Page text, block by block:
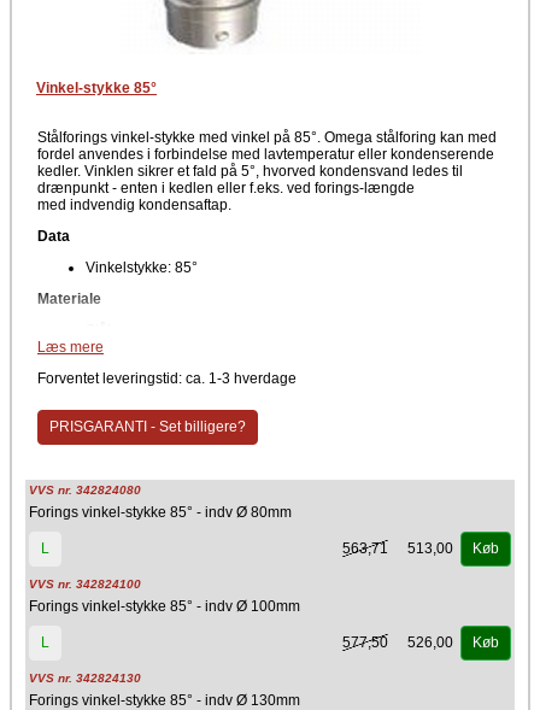
Vinkel-stykke 85°
Stålforings vinkel-stykke med vinkel på 85°. Omega stålforing kan med
fordel anvendes i forbindelse med lavtemperatur eller kondenserende
kedler. Vinklen sikrer et fald på 5°, hvorved kondensvand ledes til
drænpunkt - enten i kedlen eller f.eks. ved forings-længde
med indvendig kondensaftap.
Data
Vinkelstykke: 85°
Materiale
Læs mere
Forventet leveringstid: ca. 1-3 hverdage
PRISGARANTI - Set billigere?
VVS nr. 342824080
Forings vinkel-stykke 85° - indv Ø 80mm
L 563,71 513,00 Køb
VVS nr. 342824100
Forings vinkel-stykke 85° - indv Ø 100mm
L 577,50 526,00 Køb
VVS nr. 342824130
Forings vinkel-stykke 85° - indv Ø 130mm